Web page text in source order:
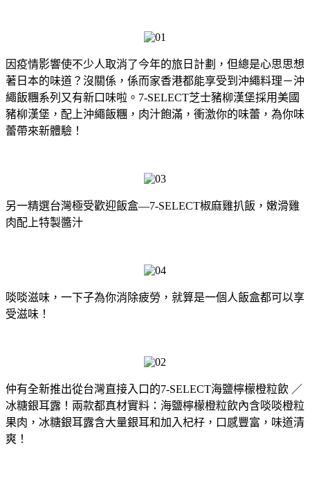
因疫情影響使不少人取消了今年的旅日計劃，但總是心思思想
著日本的味道？沒關係，係而家香港都能享受到沖繩料理－沖
繩飯糰系列又有新口味啦。7-SELECT芝士豬柳漢堡採用美國
豬柳漢堡，配上沖繩飯糰，肉汁飽滿，衝激你的味蕾，為你味
蕾帶來新體驗！
另一精選台灣極受歡迎飯盒—7-SELECT椒麻雞扒飯，嫩滑雞
肉配上特製醬汁
啖啖滋味，一下子為你消除疲勞，就算是一個人飯盒都可以享
受滋味！
仲有全新推出從台灣直接入口的7-SELECT海鹽檸檬橙粒飲 ／
冰糖銀耳露！兩款都真材實料：海鹽檸檬橙粒飲內含啖啖橙粒
果肉，冰糖銀耳露含大量銀耳和加入杞杍，口感豐富，味道清
爽！